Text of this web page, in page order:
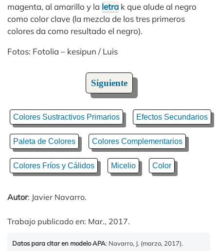
magenta, al amarillo y la letra k que alude al negro
como color clave (la mezcla de los tres primeros
colores da como resultado el negro).
Fotos: Fotolia – kesipun / Luis
Siguiente
Colores Sustractivos Primarios Efectos Secundarios
Paleta de Colores Colores Complementarios
Colores Fríos y Cálidos Micelio Color
Autor: Javier Navarro.
Trabajo publicado en: Mar., 2017.
Datos para citar en modelo APA: Navarro, J. (marzo, 2017).